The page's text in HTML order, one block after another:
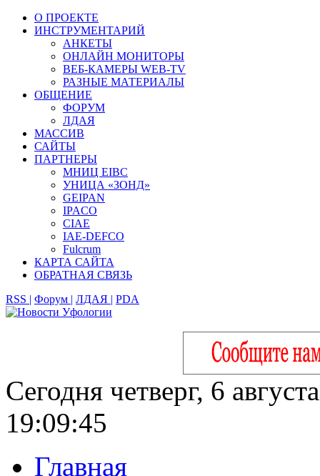
О ПРОЕКТЕ
ИНСТРУМЕНТАРИЙ
АНКЕТЫ
ОНЛАЙН МОНИТОРЫ
ВЕБ-КАМЕРЫ WEB-TV
РАЗНЫЕ МАТЕРИАЛЫ
ОБЩЕНИЕ
ФОРУМ
ЛДАЯ
МАССИВ
САЙТЫ
ПАРТНЕРЫ
МНИЦ EIBC
УНИЦА «ЗОНД»
GEIPAN
IPACO
CIAE
IAE-DEFCO
Fulcrum
КАРТА САЙТА
ОБРАТНАЯ СВЯЗЬ
RSS | Форум | ЛДАЯ | PDA
Сегодня четверг, 6
19:09:46
Главная